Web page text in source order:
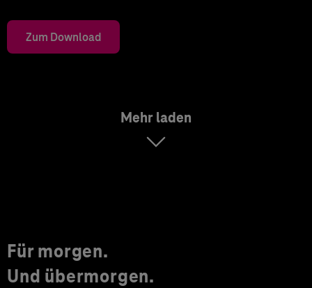
Zum Download
Mehr laden
Für morgen.
Und übermorgen.